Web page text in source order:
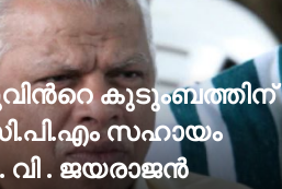
കുടുംബത്തിന്
സഹായം
. ജയരാജൻ